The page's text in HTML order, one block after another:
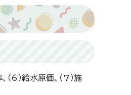
（6）給水原価、（7）施